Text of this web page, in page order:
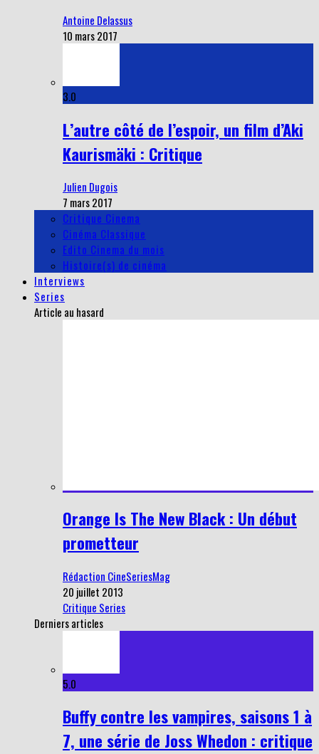
Antoine Delassus
10 mars 2017
3.0
L’autre côté de l’espoir, un film d’Aki
Kaurismäki : Critique
Julien Dugois
7 mars 2017
Critique Cinema
Cinéma Classique
Edito Cinema du mois
Histoire(s) de cinéma
Interviews
Series
Article au hasard
Orange Is The New Black : Un début
prometteur
Rédaction CineSeriesMag
20 juillet 2013
Critique Series
Derniers articles
5.0
Buffy contre les vampires, saisons 1 à
7, une série de Joss Whedon : critique